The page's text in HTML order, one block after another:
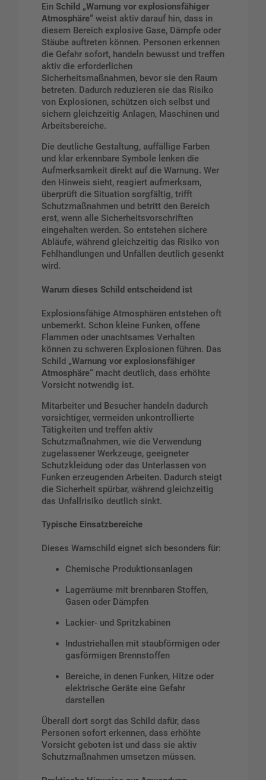
Ein Schild „Warnung vor explosionsfähiger
Atmosphäre“ weist aktiv darauf hin, dass in
diesem Bereich explosive Gase, Dämpfe oder
Stäube auftreten können. Personen erkennen
die Gefahr sofort, handeln bewusst und treffen
aktiv die erforderlichen
Sicherheitsmaßnahmen, bevor sie den Raum
betreten. Dadurch reduzieren sie das Risiko
von Explosionen, schützen sich selbst und
sichern gleichzeitig Anlagen, Maschinen und
Arbeitsbereiche.
Die deutliche Gestaltung, auffällige Farben
und klar erkennbare Symbole lenken die
Aufmerksamkeit direkt auf die Warnung. Wer
den Hinweis sieht, reagiert aufmerksam,
überprüft die Situation sorgfältig, trifft
Schutzmaßnahmen und betritt den Bereich
erst, wenn alle Sicherheitsvorschriften
eingehalten werden. So entstehen sichere
Abläufe, während gleichzeitig das Risiko von
Fehlhandlungen und Unfällen deutlich gesenkt
wird.
Warum dieses Schild entscheidend ist
Explosionsfähige Atmosphären entstehen oft
unbemerkt. Schon kleine Funken, offene
Flammen oder unachtsames Verhalten
können zu schweren Explosionen führen. Das
Schild „Warnung vor explosionsfähiger
Atmosphäre“ macht deutlich, dass erhöhte
Vorsicht notwendig ist.
Mitarbeiter und Besucher handeln dadurch
vorsichtiger, vermeiden unkontrollierte
Tätigkeiten und treffen aktiv
Schutzmaßnahmen, wie die Verwendung
zugelassener Werkzeuge, geeigneter
Schutzkleidung oder das Unterlassen von
Funken erzeugenden Arbeiten. Dadurch steigt
die Sicherheit spürbar, während gleichzeitig
das Unfallrisiko deutlich sinkt.
Typische Einsatzbereiche
Dieses Warnschild eignet sich besonders für:
Chemische Produktionsanlagen
Lagerräume mit brennbaren Stoffen,
Gasen oder Dämpfen
Lackier- und Spritzkabinen
Industriehallen mit staubförmigen oder
gasförmigen Brennstoffen
Bereiche, in denen Funken, Hitze oder
elektrische Geräte eine Gefahr
darstellen
Überall dort sorgt das Schild dafür, dass
Personen sofort erkennen, dass erhöhte
Vorsicht geboten ist und dass sie aktiv
Schutzmaßnahmen umsetzen müssen.